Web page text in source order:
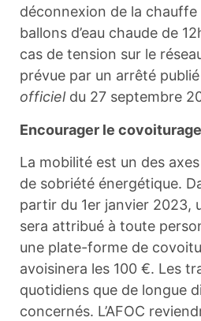
déconnexion de la
ballons d’eau chaude de
cas de tension sur le
prévue par un arrêté publié
officieldu 27 septembre
Encourager le covoiturage
La mobilité est un des
de sobriété énergétique.
partir du 1er janvier 2023,
sera attribué à toute
une plate-forme de
avoisinera les 100 €. Les
quotidiens que de longue
concernés. L’AFOC